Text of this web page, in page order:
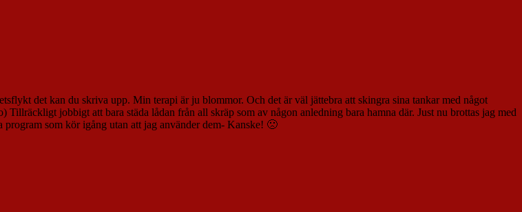
det kan du skriva upp. Min terapi är ju blommor. Och det är väl jättebra att skingra sina tankar med något
jobbigt att bara städa lådan från all skräp som av någon anledning bara hamna där. Just nu brottas jag med
som kör igång utan att jag använder dem- Kanske! 🙁